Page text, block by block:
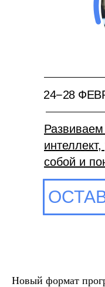
24−28
собой и
Новый формат